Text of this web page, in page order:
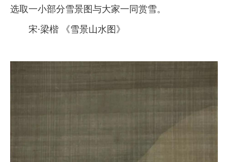
选取一小部分雪景图与大家一同赏雪。
宋·梁楷 《雪景山水图》